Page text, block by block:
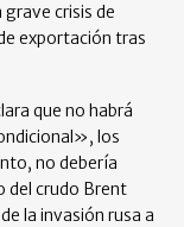
crisis de
exportación tras
que no habrá
los
no debería
del crudo Brent
la invasión rusa a